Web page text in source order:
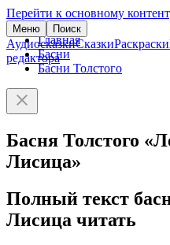
Перейти к основному
Меню Поиск
АудиосказкиСказкиРаскраски
редактора
Главная
Басни
Басни Толстого
Басня Толстого
Лисица»
Полный текст
Лисица читать